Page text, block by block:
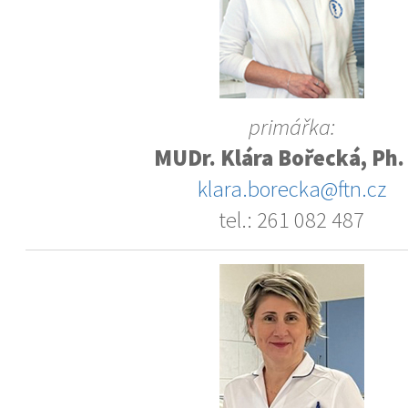
primářka:
MUDr. Klára Bořecká, Ph.
klara.borecka@ftn.cz
tel.: 261 082 487